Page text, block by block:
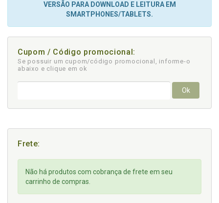
VERSÃO PARA DOWNLOAD E LEITURA EM
SMARTPHONES/TABLETS.
Cupom / Código promocional:
Se possuir um cupom/código promocional, informe-o
abaixo e clique em ok
Ok
Frete:
Não há produtos com cobrança de frete em seu
carrinho de compras.